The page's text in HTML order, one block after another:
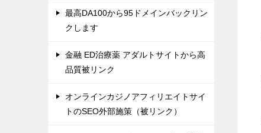
最高DA100から95ドメインバックリン
クします
金融 ED治療薬 アダルトサイトから高
品質被リンク
オンラインカジノアフィリエイトサイ
トのSEO外部施策（被リンク）